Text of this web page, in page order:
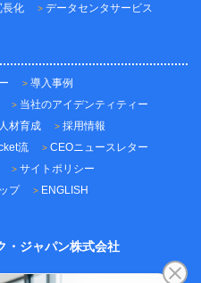
長化 データセンタサービス
導入事例
当社のアイデンティティー
材育成
採用情報
流
CEOニュースレター
サイトポリシー
プ ENGLISH
・ジャパン株式会社
0045